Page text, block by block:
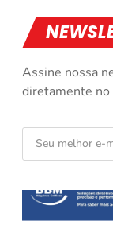
Assine nossa
diretamente